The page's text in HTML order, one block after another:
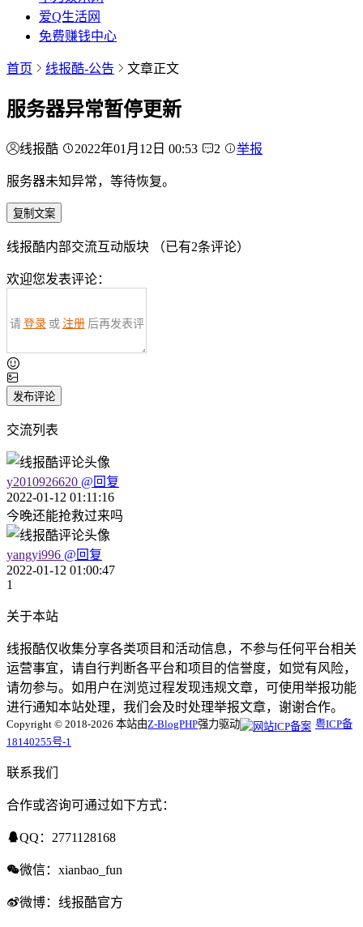
爱Q生活网
免费赚钱中心
首页 线报酷-公告 文章正文
服务器异常暂停更新
线报酷 2022年01月12日 00:53 2 举报
服务器未知异常，等待恢复。
复制文案
线报酷内部交流互动版块 （已有2条评论）
欢迎您发表评论：
请 登录 或 注册 后再发表评
发布评论
交流列表
y2010926620 @回复
2022-01-12 01:11:16
今晚还能抢救过来吗
yangyi996 @回复
2022-01-12 01:00:47
1
关于本站
线报酷仅收集分享各类项目和活动信息，不参与任何平台相关
运营事宜，请自行判断各平台和项目的信誉度，如觉有风险，
请勿参与。如用户在浏览过程发现违规文章，可使用举报功能
进行通知本站处理，我们会及时处理举报文章，谢谢合作。
Copyright © 2018-2026 本站由Z-BlogPHP强力驱动
粤ICP备
18140255号-1
联系我们
合作或咨询可通过如下方式：
QQ：2771128168
微信：xianbao_fun
微博：线报酷官方